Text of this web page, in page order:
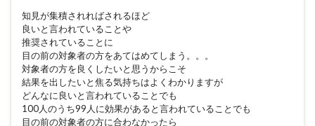
知見が集積されればされるほど
良いと言われていることや
推奨されていることに
目の前の対象者の方をあてはめてしまう。。。
対象者の方を良くしたいと思うからこそ
結果を出したいと焦る気持ちはよくわかりますが
どんなに良いと言われていることでも
100人のうち99人に効果があると言われていることでも
目の前の対象者の方に合わなかったら